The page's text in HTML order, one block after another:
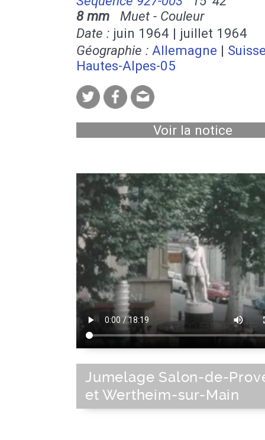
8 mm Muet - Couleur
Date : juin 1964 | juillet 1964
Géographie : Allemagne |
Hautes-Alpes-05
Voir la notice
Jumelage Salon-de-
et Wertheim-sur-Main